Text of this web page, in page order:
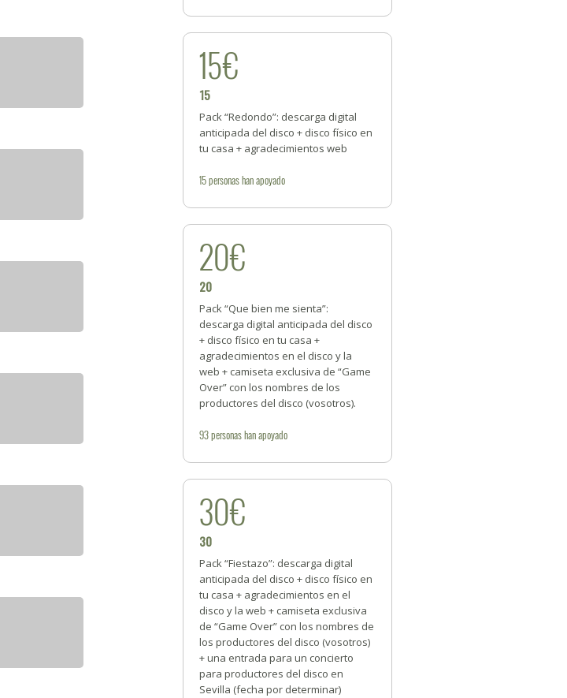
15€
15
Pack “Redondo”: descarga digital
anticipada del disco + disco físico en
tu casa + agradecimientos web
15personashan apoyado
20€
20
Pack “Que bien me sienta”:
descarga digital anticipada del disco
+ disco físico en tu casa +
agradecimientos en el disco y la
web + camiseta exclusiva de “Game
Over” con los nombres de los
productores del disco (vosotros).
93personashan apoyado
30€
30
Pack “Fiestazo”: descarga digital
anticipada del disco + disco físico en
tu casa + agradecimientos en el
disco y la web + camiseta exclusiva
de “Game Over” con los nombres de
los productores del disco (vosotros)
+ una entrada para un concierto
para productores del disco en
Sevilla (fecha por determinar)